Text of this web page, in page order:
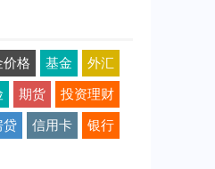
价格 基金 外汇
期货 投资理财
贷 信用卡 银行